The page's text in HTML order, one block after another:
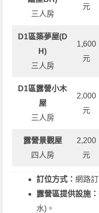
三人房
元
D1區築夢屋(D
H)
三人房
1,600
元
D1區露營小木
屋
三人房
2,000
元
露營景觀屋
四人房
2,200
元
訂位方式：網路訂
露營區提供設施：
水)。